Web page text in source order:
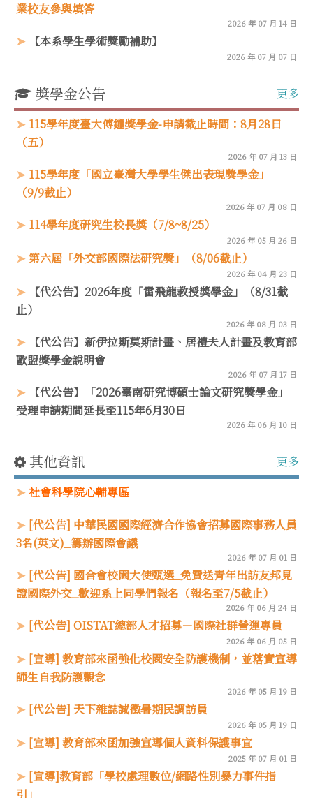
業校友參與填答
2026 年 07 月 14 日
【本系學生學術獎勵補助】
2026 年 07 月 07 日
獎學金公告
更多
115學年度臺大傅鐘獎學金-申請截止時間：8月28日
（五）
2026 年 07 月 13 日
115學年度「國立臺灣大學學生傑出表現獎學金」
（9/9截止）
2026 年 07 月 08 日
114學年度研究生校長獎（7/8~8/25）
2026 年 05 月 26 日
第六屆「外交部國際法研究獎」（8/06截止）
2026 年 04 月 23 日
【代公告】2026年度「雷飛龍教授獎學金」（8/31截
止）
2026 年 08 月 03 日
【代公告】新伊拉斯莫斯計畫、居禮夫人計畫及教育部
歐盟獎學金說明會
2026 年 07 月 17 日
【代公告】「2026臺南研究博碩士論文研究獎學金」
受理申請期間延長至115年6月30日
2026 年 06 月 10 日
其他資訊
更多
社會科學院心輔專區
[代公告] 中華民國國際經濟合作協會招募國際事務人員
3名(英文)_籌辦國際會議
2026 年 07 月 01 日
[代公告] 國合會校園大使甄選_免費送青年出訪友邦見
證國際外交_歡迎系上同學們報名（報名至7/5截止）
2026 年 06 月 24 日
[代公告] OISTAT總部人才招募－國際社群營運專員
2026 年 06 月 05 日
[宣導] 教育部來函強化校園安全防護機制，並落實宣導
師生自我防護觀念
2026 年 05 月 19 日
[代公告] 天下雜誌誠徵暑期民調訪員
2026 年 05 月 19 日
[宣導] 教育部來函加強宣導個人資料保護事宜
2025 年 07 月 01 日
[宣導]教育部「學校處理數位/網路性別暴力事件指
引」